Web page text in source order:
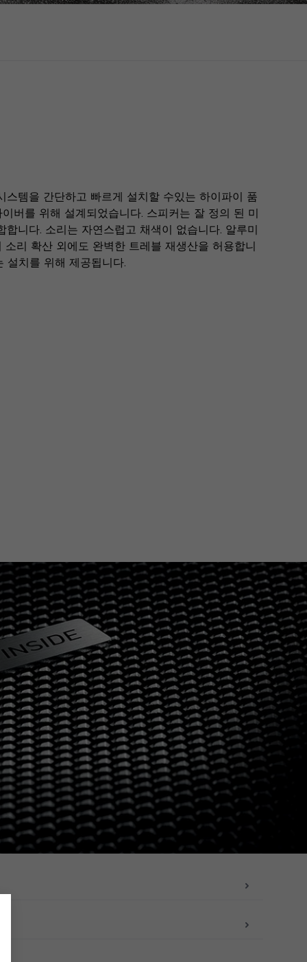
템을 간단하고 빠르게 설치할 수있는 하이파이 품
버를 위해 설계되었습니다. 스피커는 잘 정의 된 미
니다. 소리는 자연스럽고 채색이 없습니다. 알루미
리 확산 외에도 완벽한 트레블 재생산을 허용합니
설치를 위해 제공됩니다.